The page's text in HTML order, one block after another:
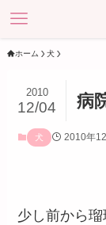
ホーム 犬
病
2010
12/04
犬 2010年
少し前から